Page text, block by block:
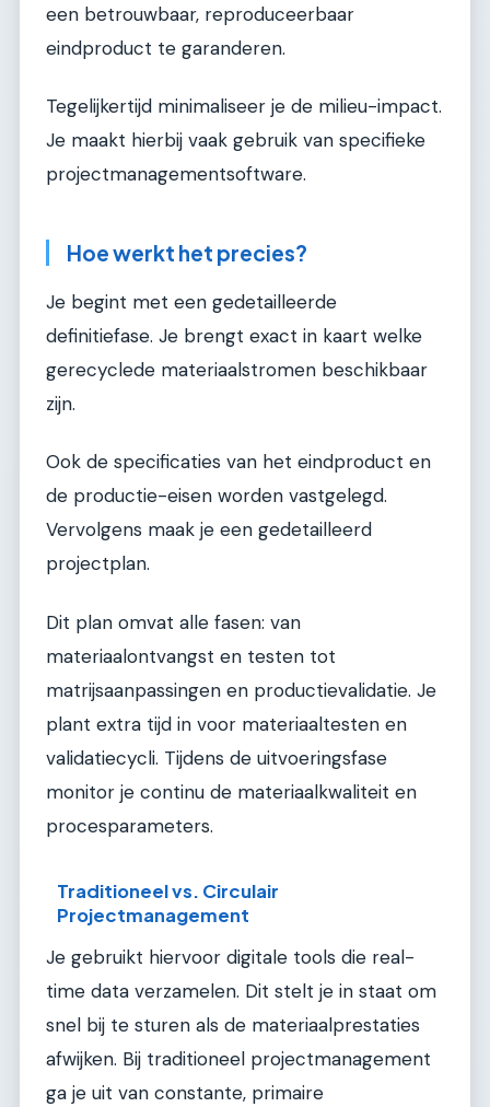
een betrouwbaar, reproduceerbaar
eindproduct te garanderen.
Tegelijkertijd minimaliseer je de milieu-impact.
Je maakt hierbij vaak gebruik van specifieke
projectmanagementsoftware.
Hoe werkt het precies?
Je begint met een gedetailleerde
definitiefase. Je brengt exact in kaart welke
gerecyclede materiaalstromen beschikbaar
zijn.
Ook de specificaties van het eindproduct en
de productie-eisen worden vastgelegd.
Vervolgens maak je een gedetailleerd
projectplan.
Dit plan omvat alle fasen: van
materiaalontvangst en testen tot
matrijsaanpassingen en productievalidatie. Je
plant extra tijd in voor materiaaltesten en
validatiecycli. Tijdens de uitvoeringsfase
monitor je continu de materiaalkwaliteit en
procesparameters.
Traditioneel vs. Circulair
Projectmanagement
Je gebruikt hiervoor digitale tools die real-
time data verzamelen. Dit stelt je in staat om
snel bij te sturen als de materiaalprestaties
afwijken. Bij traditioneel projectmanagement
ga je uit van constante, primaire